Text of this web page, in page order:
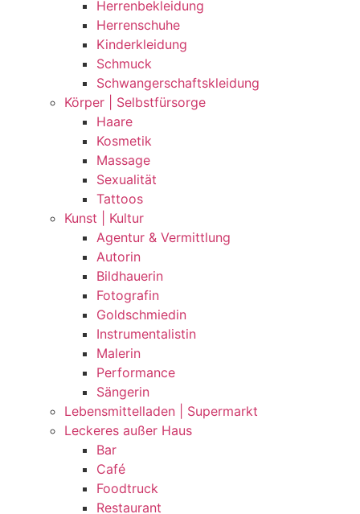
Herrenbekleidung
Herrenschuhe
Kinderkleidung
Schmuck
Schwangerschaftskleidung
Körper | Selbstfürsorge
Haare
Kosmetik
Massage
Sexualität
Tattoos
Kunst | Kultur
Agentur & Vermittlung
Autorin
Bildhauerin
Fotografin
Goldschmiedin
Instrumentalistin
Malerin
Performance
Sängerin
Lebensmittelladen | Supermarkt
Leckeres außer Haus
Bar
Café
Foodtruck
Restaurant